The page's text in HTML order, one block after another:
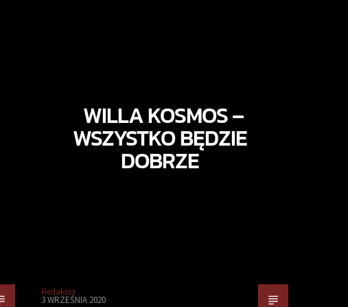
WILLA KOSMOS –
WSZYSTKO BĘDZIE
DOBRZE
Redakcja
3 WRZEŚNIA 2020